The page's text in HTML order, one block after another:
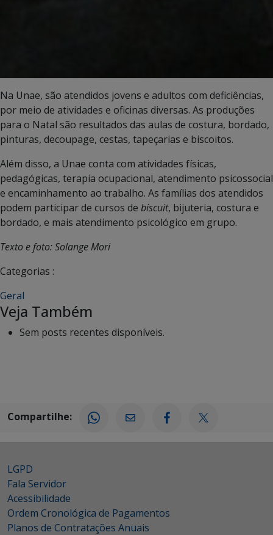
Na Unae, são atendidos jovens e adultos com deficiências,
por meio de atividades e oficinas diversas. As produções
para o Natal são resultados das aulas de costura, bordado,
pinturas, decoupage, cestas, tapeçarias e biscoitos.
Além disso, a Unae conta com atividades físicas,
pedagógicas, terapia ocupacional, atendimento psicossocial
e encaminhamento ao trabalho. As famílias dos atendidos
podem participar de cursos de biscuit, bijuteria, costura e
bordado, e mais atendimento psicológico em grupo.
Texto e foto: Solange Mori
Categorias :
Geral
Veja Também
Sem posts recentes disponíveis.
Compartilhe:
LGPD
Fala Servidor
Acessibilidade
Ordem Cronológica de Pagamentos
Planos de Contratações Anuais